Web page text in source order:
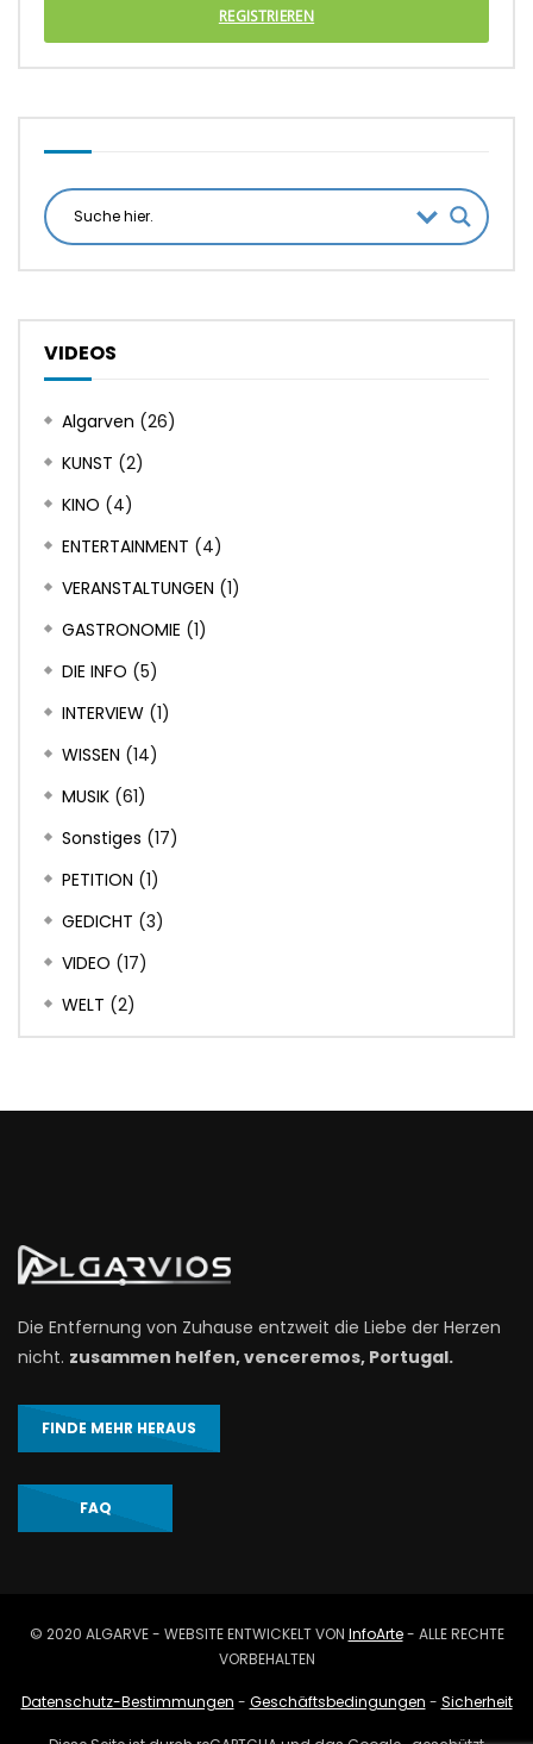
REGISTRIEREN
VIDEOS
Algarven (26)
KUNST (2)
KINO (4)
ENTERTAINMENT (4)
VERANSTALTUNGEN (1)
GASTRONOMIE (1)
DIE INFO (5)
INTERVIEW (1)
WISSEN (14)
MUSIK (61)
Sonstiges (17)
PETITION (1)
GEDICHT (3)
VIDEO (17)
WELT (2)
Die Entfernung von Zuhause entzweit die Liebe der Herzen
nicht. zusammen helfen, venceremos, Portugal.
FINDE MEHR HERAUS
FAQ
© 2020 ALGARVE - WEBSITE ENTWICKELT VON InfoArte- ALLE RECHTE
VORBEHALTEN
Datenschutz-Bestimmungen - Geschäftsbedingungen - Sicherheit